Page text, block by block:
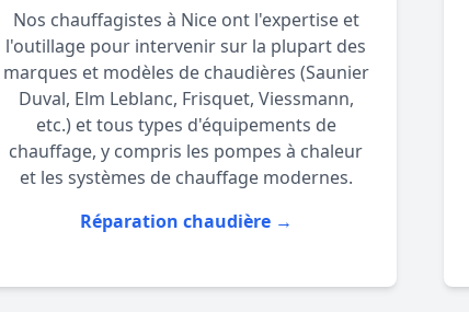
Nos chauffagistes à Nice ont l'expertise et
l'outillage pour intervenir sur la plupart des
marques et modèles de chaudières (Saunier
Duval, Elm Leblanc, Frisquet, Viessmann,
etc.) et tous types d'équipements de
chauffage, y compris les pompes à chaleur
et les systèmes de chauffage modernes.
Réparation chaudière →